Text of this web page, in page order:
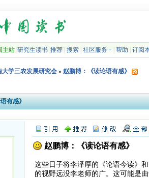
主站| 研究生读书| 推荐| 搜索| 社区服务 帮助 订阅
大学三农发展研究会» 赵鹏博：《读论语有感》
有感》
赵鹏博：《读论语有感》
这些日子将李泽厚的《论语今读》
的视野远没李老师的广。这可能是